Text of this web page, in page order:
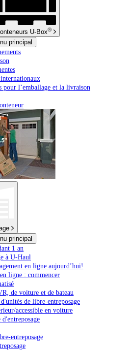
U-Box®
principal
pour l’emballage et la livraison
principal
1 an
à U-Haul
en ligne aujourd’hui!
ligne : commencer
de voiture et de bateau
de libre-entreposage
accessible en voiture
entreposage